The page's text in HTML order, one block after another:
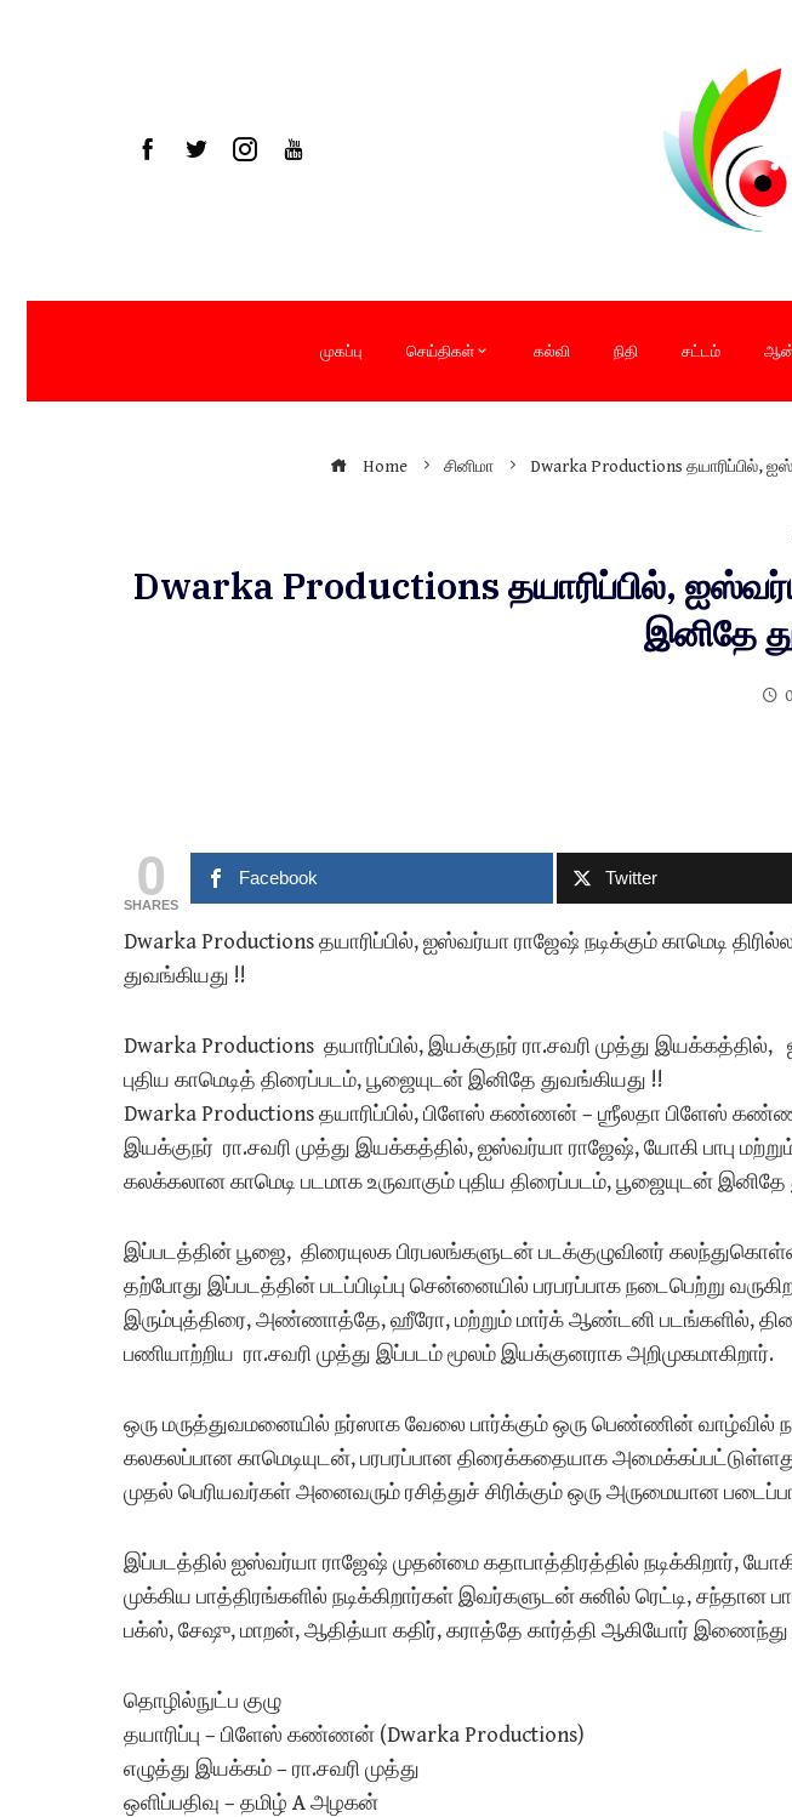
முகப்பு செய்திகள் கல்வி நிதி சட்டம்
Home சினிமா Dwarka Productions தயாரிப்பில்,
Dwarka Productions தயாரிப்பில்,
இனிதே
0
SHARES
Facebook Twitter
Dwarka Productions தயாரிப்பில், ஐஸ்வர்யா ராஜேஷ் நடிக்கும் காமெடி
துவங்கியது !!
Dwarka Productions தயாரிப்பில், இயக்குநர் ரா.சவரி முத்து
புதிய காமெடித் திரைப்படம், பூஜையுடன் இனிதே துவங்கியது !!
Dwarka Productions தயாரிப்பில், பிளேஸ் கண்ணன் – ஶ்ரீலதா பிளேஸ்
இயக்குநர் ரா.சவரி முத்து இயக்கத்தில், ஐஸ்வர்யா ராஜேஷ், யோகி பாபு மற்றும்
கலக்கலான காமெடி படமாக உருவாகும் புதிய திரைப்படம், பூஜையுடன் இனிதே
இப்படத்தின் பூஜை, திரையுலக பிரபலங்களுடன் படக்குழுவினர்
தற்போது இப்படத்தின் படப்பிடிப்பு சென்னையில் பரபரப்பாக நடைபெற்று
இரும்புத்திரை, அண்ணாத்தே, ஹீரோ, மற்றும் மார்க் ஆண்டனி படங்களில்,
பணியாற்றிய ரா.சவரி முத்து இப்படம் மூலம் இயக்குனராக அறிமுகமாகிறார்.
ஒரு மருத்துவமனையில் நர்ஸாக வேலை பார்க்கும் ஒரு பெண்ணின் வாழ்வில்
கலகலப்பான காமெடியுடன், பரபரப்பான திரைக்கதையாக
முதல் பெரியவர்கள் அனைவரும் ரசித்துச் சிரிக்கும் ஒரு அருமையான
இப்படத்தில் ஐஸ்வர்யா ராஜேஷ் முதன்மை கதாபாத்திரத்தில் நடிக்கிறார், யோகி
முக்கிய பாத்திரங்களில் நடிக்கிறார்கள் இவர்களுடன் சுனில் ரெட்டி, சந்தான
பக்ஸ், சேஷு, மாறன், ஆதித்யா கதிர், கராத்தே கார்த்தி ஆகியோர் இணைந்து
தொழில்நுட்ப குழு
தயாரிப்பு – பிளேஸ் கண்ணன் (Dwarka Productions)
எழுத்து இயக்கம் – ரா.சவரி முத்து
ஒளிப்பதிவு – தமிழ் A அழகன்